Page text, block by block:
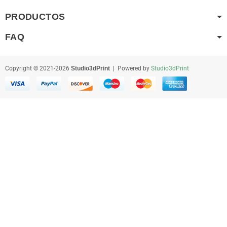
PRODUCTOS
FAQ
Copyright © 2021-2026 Studio3dPrint | Powered by Studio3dPrint